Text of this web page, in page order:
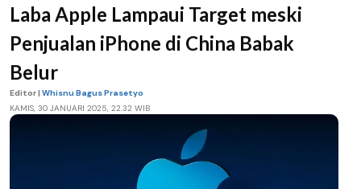
Laba Apple Lampaui Target meski
Penjualan iPhone di China Babak
Belur
Editor | Whisnu Bagus Prasetyo
KAMIS, 30 JANUARI 2025, 22.32 WIB